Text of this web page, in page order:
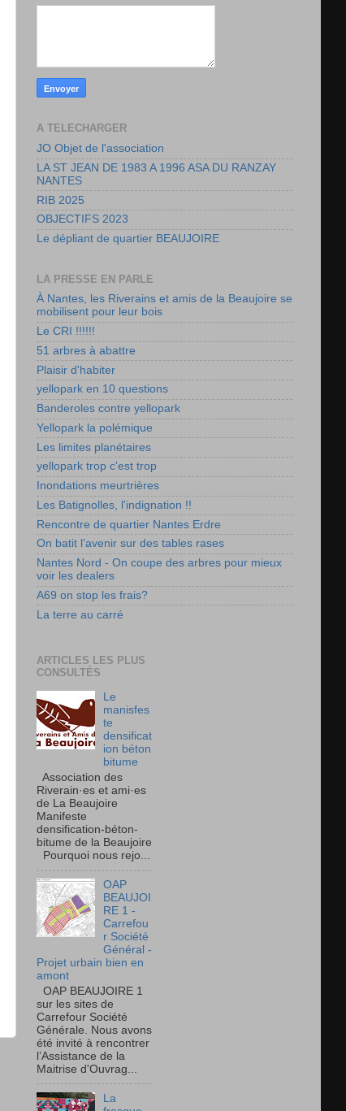
A TELECHARGER
JO Objet de l'association
LA ST JEAN DE 1983 A 1996 ASA DU RANZAY
NANTES
RIB 2025
OBJECTIFS 2023
Le dépliant de quartier BEAUJOIRE
LA PRESSE EN PARLE
À Nantes, les Riverains et amis de la Beaujoire se
mobilisent pour leur bois
Le CRI !!!!!!
51 arbres à abattre
Plaisir d'habiter
yellopark en 10 questions
Banderoles contre yellopark
Yellopark la polémique
Les limites planétaires
yellopark trop c'est trop
Inondations meurtrières
Les Batignolles, l'indignation !!
Rencontre de quartier Nantes Erdre
On batit l'avenir sur des tables rases
Nantes Nord - On coupe des arbres pour mieux
voir les dealers
A69 on stop les frais?
La terre au carré
ARTICLES LES PLUS
CONSULTÉS
Le
manisfes
te
densificat
ion béton
bitume
Association des
Riverain·es et ami·es
de La Beaujoire
Manifeste
densification-béton-
bitume de la Beaujoire
Pourquoi nous rejo...
OAP
BEAUJOI
RE 1 -
Carrefou
r Société
Général -
Projet urbain bien en
amont
OAP BEAUJOIRE 1
sur les sites de
Carrefour Société
Générale. Nous avons
été invité à rencontrer
l’Assistance de la
Maitrise d'Ouvrag...
La